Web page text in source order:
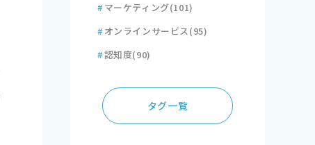
# マーケティング(101)
# オンラインサービス(95)
#認知度(90)
タグ一覧